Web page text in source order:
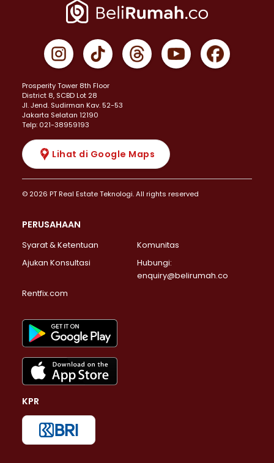
Prosperity Tower 8th Floor
District 8, SCBD Lot 28
JI. Jend. Sudirman Kav. 52-53
Jakarta Selatan 12190
Telp: 021-38959193
Lihat di Google Maps
© 2026 PT Real Estate Teknologi. All rights reserved
PERUSAHAAN
Syarat & Ketentuan
Komunitas
Ajukan Konsultasi
Hubungi:
enquiry@belirumah.co
Rentfix.com
KPR